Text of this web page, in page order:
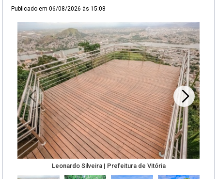
Publicado em 06/08/2026 às 15:08
Leonardo Silveira | Prefeitura de Vitória